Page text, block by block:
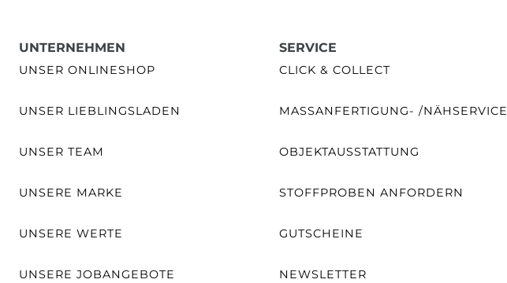
UNTERNEHMEN
UNSER ONLINESHOP
UNSER LIEBLINGSLADEN
UNSER TEAM
UNSERE MARKE
UNSERE WERTE
UNSERE JOBANGEBOTE
SERVICE
CLICK & COLLECT
MASSANFERTIGUNG- /NÄHSERVICE
OBJEKTAUSSTATTUNG
STOFFPROBEN ANFORDERN
GUTSCHEINE
NEWSLETTER